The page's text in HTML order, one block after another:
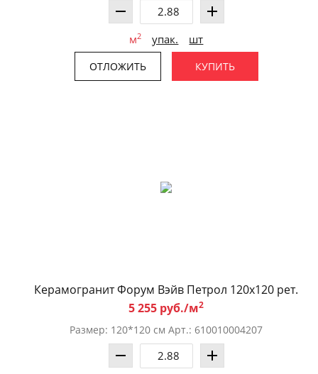
м2 упак. шт
ОТЛОЖИТЬ КУПИТЬ
Керамогранит Форум Вэйв Петрол 120x120 рет.
5 255 руб./м2
Размер: 120*120 см Арт.: 610010004207